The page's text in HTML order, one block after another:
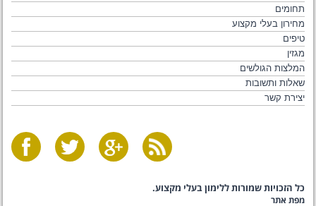
תחומים
מחירון בעלי מקצוע
טיפים
מגזין
המלצות הגולשים
שאלות ותשובות
יצירת קשר
כל הזכויות שמורות ללימון בעלי מקצוע.
מפת אתר